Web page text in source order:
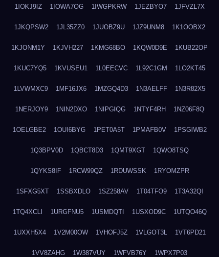
1IOKJ9IZ 1IOWA7OG 1IWGPKRW 1JEZBYO7 1JFVZL7X
1JKQPSW2 1JL35ZZ0 1JUOBZ9U 1JZ9UNM8 1K1OOBX2
1KJONM1Y 1KJVH227 1KMG68BO 1KQW0D9E 1KUB22OP
1KUC7YQ5 1KVUSEU1 1L0EECVC 1L92C1GM 1LO2KT45
1LVWMXC9 1MF16JX6 1MZGQ4D3 1N3AELFF 1N3R82X5
1NERJOY9 1NIN2DXO 1NIPGIQG 1NTYF4RH 1NZ06F8Q
1OELGBE2 1OUI6BYG 1PET0A5T 1PMAFB0V 1PSGIWB2
1Q3BPV0D 1QBCT8D3 1QMT9XGT 1QWO8TSQ
1QYKS8IF 1RCW99QZ 1RDUWSSK 1RYOMZPR
1SFXG5XT 1SSBXDLO 1SZ258AV 1T04TFO9 1T3A32QI
1TQ4XCLI 1URGFNU5 1USMDQTI 1USXOD9C 1UTQO46Q
1UXXH5X4 1V2M00OW 1VHOFJ5Z 1VLGOT3L 1VT6PD21
1VV8ZAHG 1W387VUY 1WFVB76Y 1WPX7P03